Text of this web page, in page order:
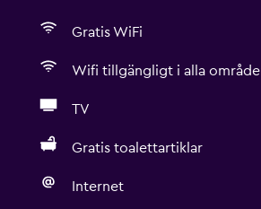
Gratis WiFi
Wifi tillgängligt i alla
TV
Gratis toalettartiklar
Internet